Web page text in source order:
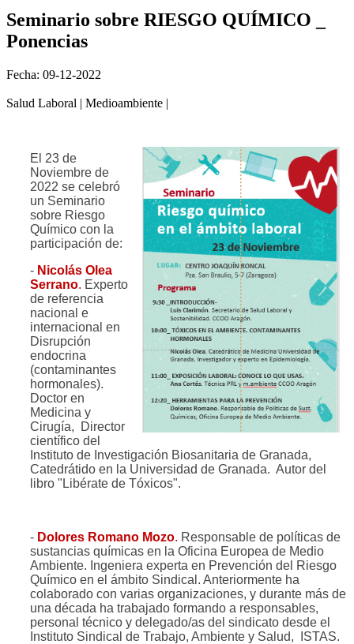
Seminario sobre RIESGO QUÍMICO _
Ponencias
Fecha: 09-12-2022
Salud Laboral | Medioambiente |
El 23 de
Noviembre de
2022 se celebró
un Seminario
sobre Riesgo
Químico con la
participación de:
- Nicolás Olea
Serrano. Experto
de referencia
nacional e
internacional en
Disrupción
endocrina
(contaminantes
hormonales).
Doctor en
Medicina y
Cirugía, Director
científico del
Instituto de Investigación Biosanitaria de Granada,
Catedrátido en la Universidad de Granada. Autor del
libro "Libérate de Tóxicos".
- Dolores Romano Mozo. Responsable de políticas de
sustancias químicas en la Oficina Europea de Medio
Ambiente. Ingeniera experta en Prevención del Riesgo
Químico en el ámbito Sindical. Anteriormente ha
colaborado con varias organizaciones, y durante más de
una década ha trabajado formando a responsables,
personal técnico y delegado/as del sindicato desde el
Instituto Sindical de Trabajo, Ambiente y Salud, ISTAS.